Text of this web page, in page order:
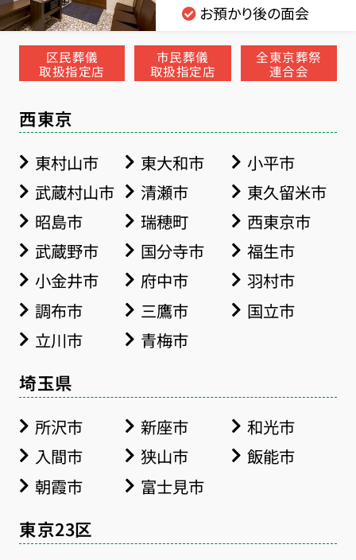
お預かり後の面会
区民葬儀
取扱指定店
市民葬儀
取扱指定店
全東京葬祭
連合会
西東京
東村山市 東大和市
小平市
武蔵村山市
清瀬市
東久留米市
昭島市
瑞穂町
西東京市
武蔵野市
国分寺市
福生市
小金井市
府中市
羽村市
調布市
三鷹市
国立市
立川市
青梅市
埼玉県
所沢市 新座市
和光市
入間市
狭山市
飯能市
朝霞市
富士見市
東京23区